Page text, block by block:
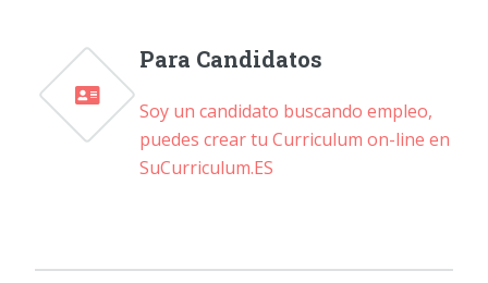
Para Candidatos
Soy un candidato buscando empleo,
puedes crear tu Curriculum on-line en
SuCurriculum.ES